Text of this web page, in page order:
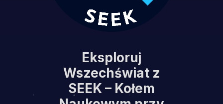
Eksploruj
Wszechświat z
SEEK – Kołem